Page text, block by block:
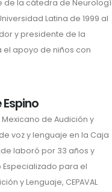
de la cátedra de
Latina de 1999 al
y presidente de la
el apoyo de niños con
de Audición y
voz y lenguaje en la Caja
laboró por 33 años y
para el
y Lenguaje, CEPAVAL